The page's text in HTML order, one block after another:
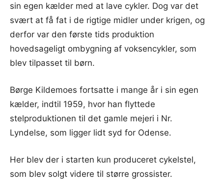
sin egen kælder med at lave cykler. Dog var det
svært at få fat i de rigtige midler under krigen, og
derfor var den første tids produktion
hovedsageligt ombygning af voksencykler, som
blev tilpasset til børn.
Børge Kildemoes fortsatte i mange år i sin egen
kælder, indtil 1959, hvor han flyttede
stelproduktionen til det gamle mejeri i Nr.
Lyndelse, som ligger lidt syd for Odense.
Her blev der i starten kun produceret cykelstel,
som blev solgt videre til større grossister.